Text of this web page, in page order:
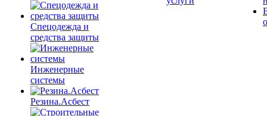
Спецодежда и
средства защиты
Инженерные
системы
Резина.Асбест